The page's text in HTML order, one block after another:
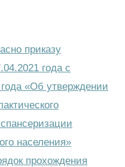
приказу
года с
«Об утверждении
населения»
прохождения